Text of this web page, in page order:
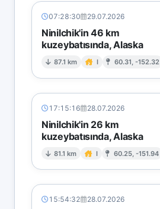
07:28:30 29.07.2026
Ninilchik'in 46 km
kuzeybatısında, Alaska
87.1 km I 60.31, -152.32
17:15:16 28.07.2026
Ninilchik'in 26 km
kuzeybatısında, Alaska
81.1 km I 60.25, -151.94
15:54:32 28.07.2026